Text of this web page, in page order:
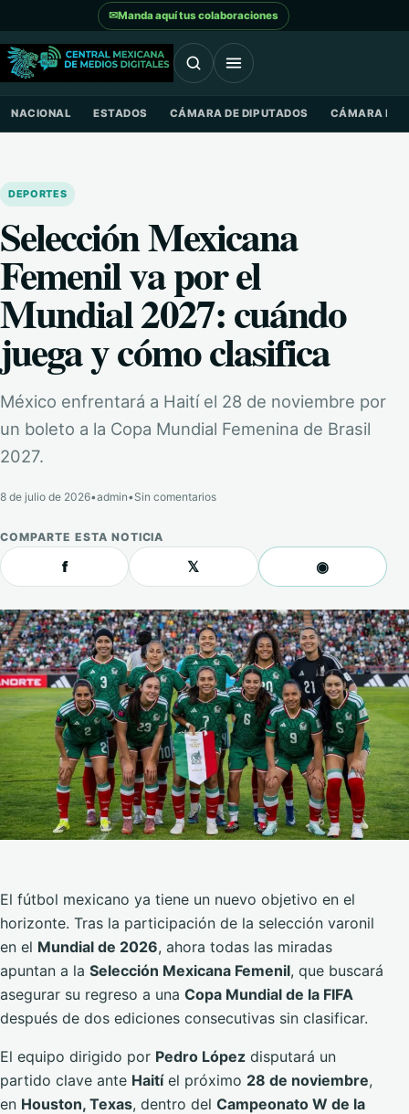
Saltar al contenido
✉Manda aquí tus colaboraciones
NACIONAL ESTADOS CÁMARA DE DIPUTADOS CÁMARA DE
DEPORTES
Selección Mexicana
Femenil va por el
Mundial 2027: cuándo
juega y cómo clasifica
México enfrentará a Haití el 28 de noviembre por
un boleto a la Copa Mundial Femenina de Brasil
2027.
8 de julio de 2026•admin•Sin comentarios
COMPARTE ESTA NOTICIA
f 𝕏 ◉
El fútbol mexicano ya tiene un nuevo objetivo en el
horizonte. Tras la participación de la selección varonil
en el Mundial de 2026, ahora todas las miradas
apuntan a la Selección Mexicana Femenil, que buscará
asegurar su regreso a una Copa Mundial de la FIFA
después de dos ediciones consecutivas sin clasificar.
El equipo dirigido por Pedro López disputará un
partido clave ante Haitíel próximo 28 de noviembre,
en Houston, Texas, dentro del Campeonato W de la